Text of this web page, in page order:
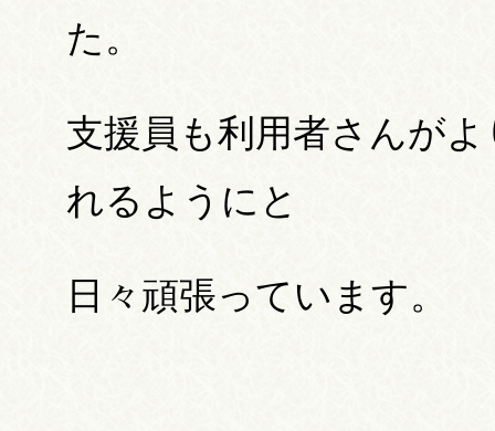
た。
支援員も利用者さんが
れるようにと
日々頑張っています。